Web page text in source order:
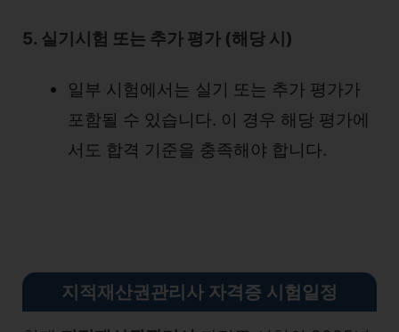
5. 실기시험 또는 추가 평가 (해당 시)
일부 시험에서는 실기 또는 추가 평가가
포함될 수 있습니다. 이 경우 해당 평가에
서도 합격 기준을 충족해야 합니다.
지적재산권관리사 자격증 시험일정